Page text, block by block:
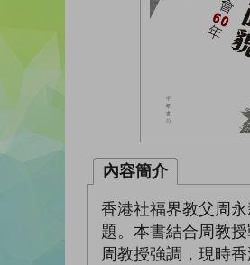
內容簡介
香港社福界教父周
題。本書結合周教
周教授強調，現時